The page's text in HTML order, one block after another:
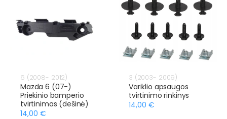
6 (2008- 2012)
Mazda 6 (07-)
Priekinio bamperio
tvirtinimas (dešinė)
14,00 €
3 (2003- 2009)
Variklio apsaugos
tvirtinimo rinkinys
14,00 €